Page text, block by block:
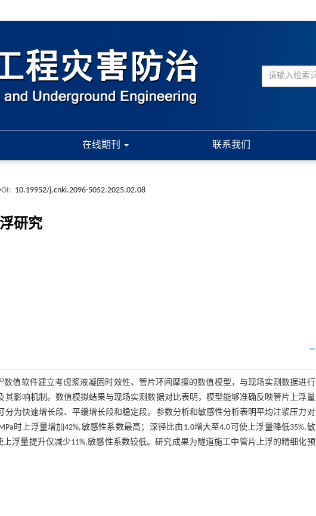
在线期刊 联系我们
10.19952/j.cnki.2096-5052.2025.02.08
研究
数值软件建立考虑浆液凝固时效性、管片环间摩擦的数值模型，与现场实测数据进行
影响机制。数值模拟结果与现场实测数据对比表明，模型能够准确反映管片上浮量
为快速增长段、平缓增长段和稳定段。参数分析和敏感性分析表明平均注浆压力对
时上浮量增加42%,敏感性系数最高；深径比由1.0增大至4.0可使上浮量降低35%,敏
浮量提升仅减少11%,敏感性系数较低。研究成果为隧道施工中管片上浮的精细化预